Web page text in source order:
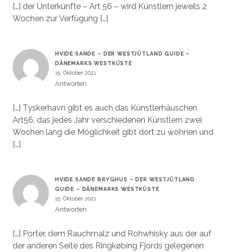
[…] der Unterkünfte – Art 56 – wird Künstlern jeweils 2
Wochen zur Verfügung […]
HVIDE SANDE – DER WESTJÜTLAND GUIDE –
DÄNEMARKS WESTKÜSTE
15. Oktober 2021
Antworten
[…] Tyskerhavn gibt es auch das Künstlerhäuschen
Art56, das jedes Jahr verschiedenen Künstlern zwei
Wochen lang die Möglichkeit gibt dort zu wohnen und
[…]
HVIDE SANDE BRYGHUS – DER WESTJÜTLAND
GUIDE – DÄNEMARKS WESTKÜSTE
15. Oktober 2021
Antworten
[…] Porter, dem Rauchmalz und Rohwhisky aus der auf
der anderen Seite des Ringkøbing Fjords gelegenen